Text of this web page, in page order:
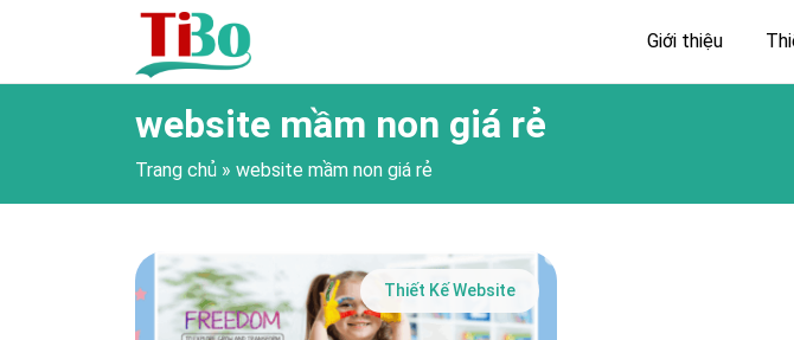
Giới thiệu
website mầm non giá rẻ
Trang chủ » website mầm non giá rẻ
Thiết Kế Website